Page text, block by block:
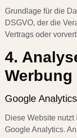
Grundlage für die
DSGVO, der die
Vertrags oder
4.
Werbung
Google Analytics
Diese Website
Google Analytics.